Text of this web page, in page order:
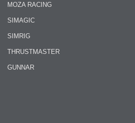
MOZA RACING
SIMAGIC
SIMRIG
THRUSTMASTER
GUNNAR